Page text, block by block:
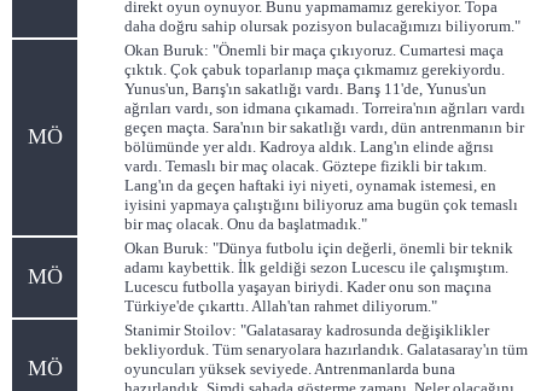
direkt oyun oynuyor. Bunu yapmamamız gerekiyor. Topa
daha doğru sahip olursak pozisyon bulacağımızı biliyorum."
MÖ
Okan Buruk: "Önemli bir maça çıkıyoruz. Cumartesi maça
çıktık. Çok çabuk toparlanıp maça çıkmamız gerekiyordu.
Yunus'un, Barış'ın sakatlığı vardı. Barış 11'de, Yunus'un
ağrıları vardı, son idmana çıkamadı. Torreira'nın ağrıları vardı
geçen maçta. Sara'nın bir sakatlığı vardı, dün antrenmanın bir
bölümünde yer aldı. Kadroya aldık. Lang'ın elinde ağrısı
vardı. Temaslı bir maç olacak. Göztepe fizikli bir takım.
Lang'ın da geçen haftaki iyi niyeti, oynamak istemesi, en
iyisini yapmaya çalıştığını biliyoruz ama bugün çok temaslı
bir maç olacak. Onu da başlatmadık."
MÖ
Okan Buruk: "Dünya futbolu için değerli, önemli bir teknik
adamı kaybettik. İlk geldiği sezon Lucescu ile çalışmıştım.
Lucescu futbolla yaşayan biriydi. Kader onu son maçına
Türkiye'de çıkarttı. Allah'tan rahmet diliyorum."
MÖ
Stanimir Stoilov: "Galatasaray kadrosunda değişiklikler
bekliyorduk. Tüm senaryolara hazırlandık. Galatasaray'ın tüm
oyuncuları yüksek seviyede. Antrenmanlarda buna